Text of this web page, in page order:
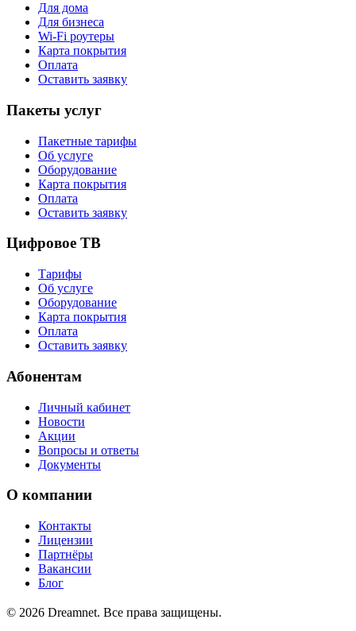
Для дома
Для бизнеса
Wi-Fi роутеры
Карта покрытия
Оплата
Оставить заявку
Пакеты услуг
Пакетные тарифы
Об услуге
Оборудование
Карта покрытия
Оплата
Оставить заявку
Цифровое ТВ
Тарифы
Об услуге
Оборудование
Карта покрытия
Оплата
Оставить заявку
Абонентам
Личный кабинет
Новости
Акции
Вопросы и ответы
Документы
О компании
Контакты
Лицензии
Партнёры
Вакансии
Блог
© 2026 Dreamnet. Все права защищены.